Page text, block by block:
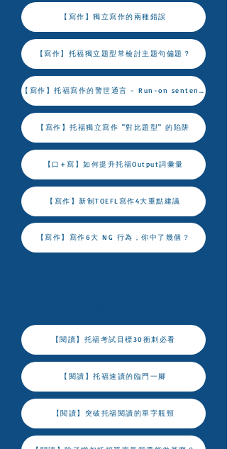
【寫作】獨立寫作的兩種錯誤
【寫作】托福獨立題型常檢討主題句偏題？
【寫作】托福寫作的警世通言 - Run-on sentences
【寫作】托福獨立寫作 "對比題型" 的陷阱
【口+寫】如何提升托福Output詞彙量
【寫作】新制TOEFL寫作4大重點建議
【寫作】寫作6大 NG 行為，你中了幾個？
【閱讀】托福考試目標30衝刺必看
【閱讀】托福速讀的臨門一腳
【閱讀】突破托福閱讀的單字瓶頸